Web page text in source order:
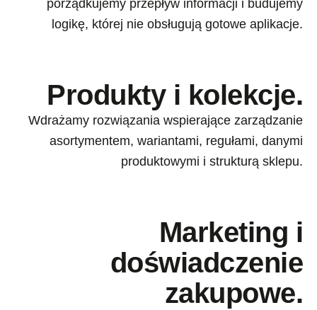
porządkujemy przepływ informacji i budujemy
logikę, której nie obsługują gotowe aplikacje.
Produkty i kolekcje.
Wdrażamy rozwiązania wspierające zarządzanie
asortymentem, wariantami, regułami, danymi
produktowymi i strukturą sklepu.
Marketing i
doświadczenie
zakupowe.